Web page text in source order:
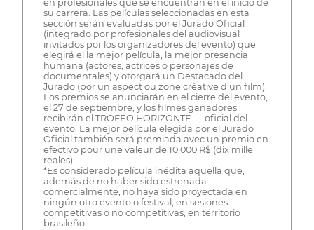
en profesionales que se encuentran en el inicio de
su carrera. Las películas seleccionadas en esta
sección serán evaluadas por el Jurado Oficial
(integrado por profesionales del audiovisual
invitados por los organizadores del evento) que
elegirá el la mejor película, la mejor presencia
humana (actores, actrices o personajes de
documentales) y otorgará un Destacado del
Jurado (por un aspect ou zone créative d'un film).
Los premios se anunciarán en el cierre del evento,
el 27 de septiembre, y los filmes ganadores
recibirán el TROFEO HORIZONTE — oficial del
evento. La mejor película elegida por el Jurado
Oficial también será premiada avec un premio en
efectivo pour une valeur de 10 000 R$ (dix mille
reales).
*Es considerado película inédita aquella que,
además de no haber sido estrenada
comercialmente, no haya sido proyectada en
ningún otro evento o festival, en sesiones
competitivas o no competitivas, en territorio
brasileño.